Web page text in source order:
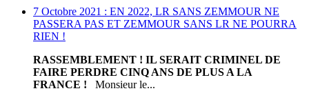
7 Octobre 2021 : EN 2022, LR SANS ZEMMOUR NE
PASSERA PAS ET ZEMMOUR SANS LR NE POURRA
RIEN !
RASSEMBLEMENT ! IL SERAIT CRIMINEL DE
FAIRE PERDRE CINQ ANS DE PLUS A LA
FRANCE ! Monsieur le...